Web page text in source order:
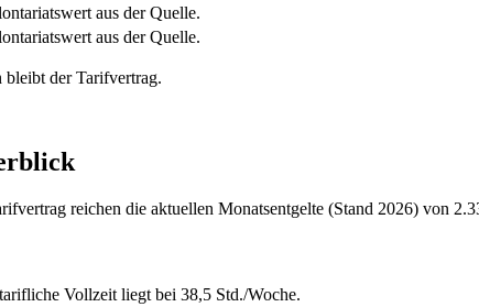
aus der Quelle.
aus der Quelle.
bleibt der Tarifvertrag.
reichen die aktuellen Monatsentgelte (Stand 2026) von
Vollzeit liegt bei 38,5 Std./Woche.